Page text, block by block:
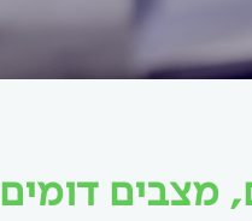
מצבים דומים